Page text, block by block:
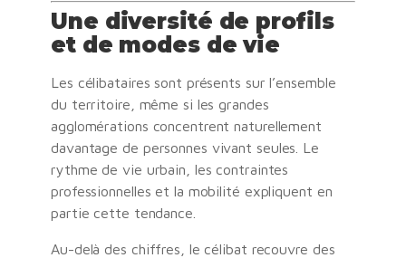
Une diversité de profils
et de modes de vie
Les célibataires sont présents sur l’ensemble
du territoire, même si les grandes
agglomérations concentrent naturellement
davantage de personnes vivant seules. Le
rythme de vie urbain, les contraintes
professionnelles et la mobilité expliquent en
partie cette tendance.
Au-delà des chiffres, le célibat recouvre des